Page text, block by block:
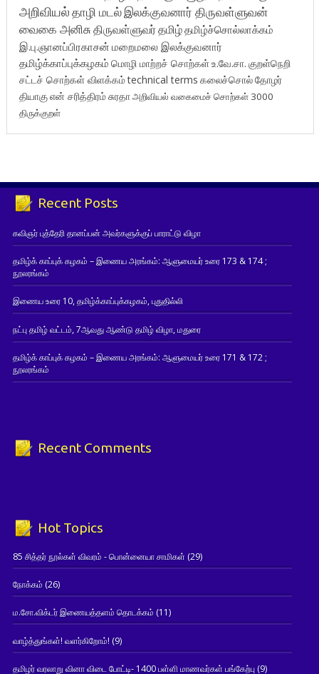
அறிவியல்தாழி மடல்இலக்குவனார் திருவள்ளுவன்
வைகை அனிசுதிருவள்ளுவர்தமிழ்தமிழ்ச்சொல்லாக்கம்
இ.பு.ஞானப்பிரகாசன் மறைமலை இலக்குவனார்
தமிழ்க்காப்புக்கழகம் மொழி மாற்றச் சொற்கள்உ.வே.சா. குறள்நெறி
சட்டச் சொற்கள் விளக்கம்technical terms கலைச்சொல்தோழர்
தியாகுஎன் சரித்திரம்சுரதாஅறிவியல் வகைமைச் சொற்கள் 3000
திருக்குறள்
Recent Posts
கவிஞர் புத்தேரி தானப்பன் அவர்களுக்குப் பாராட்டு விழா
தமிழ்க் காப்புக் கழகம் – இணைய அரங்கம்: ஆளுமையர் உரை 173 & 174 ;
நூலரங்கம்
இணைய உரை 10, தமிழ்க்காப்புக்கழகம், புதுதில்லி
நட்பு தமிழ் வட்டம், 7ஆவது ஆண்டு தமிழ் விழா, மதுரை
தமிழ்க் காப்புக் கழகம் – இணைய அரங்கம்: ஆளுமையர் உரை 171 & 172 ;
நூலரங்கம்
Recent Comments
Hot Topics
85 சித்தர் நூல்கள் விவரம் - பொன்னையா சாமிகள் (29)
நோக்கம் (26)
ம.சோ.விக்டர் இணையத்தளம் தொடக்கம் (11)
வாழ்த்துங்கள்! வளர்கிறோம்! (9)
தமிழர் வரலாறு வினா விடை போட்டி- 1400 பள்ளி மாணவர்கள் பங்கேற்பு(9)